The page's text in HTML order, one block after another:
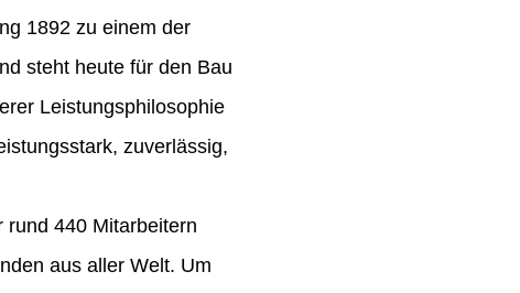
1892 zu einem der
steht heute für den Bau
Leistungsphilosophie
zuverlässig,
rund 440 Mitarbeitern
aus aller Welt. Um